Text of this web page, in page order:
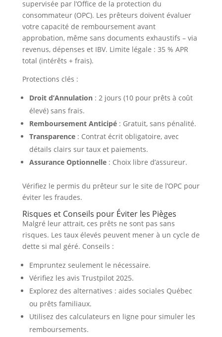
supervisée par l’Office de la protection du
consommateur (OPC). Les prêteurs doivent évaluer
votre capacité de remboursement avant
approbation, même sans documents exhaustifs – via
revenus, dépenses et IBV. Limite légale : 35 % APR
total (intérêts + frais).
Protections clés :
Droit d’Annulation: 2 jours (10 pour prêts à coût
élevé) sans frais.
Remboursement Anticipé: Gratuit, sans pénalité.
Transparence: Contrat écrit obligatoire, avec
détails clairs sur taux et paiements.
Assurance Optionnelle: Choix libre d’assureur.
Vérifiez le permis du prêteur sur le site de l’OPC pour
éviter les fraudes.
Risques et Conseils pour Éviter les Pièges
Malgré leur attrait, ces prêts ne sont pas sans
risques. Les taux élevés peuvent mener à un cycle de
dette si mal géré. Conseils :
Empruntez seulement le nécessaire.
Vérifiez les avis Trustpilot 2025.
Explorez des alternatives : aides sociales Québec
ou prêts familiaux.
Utilisez des calculateurs en ligne pour simuler les
remboursements.